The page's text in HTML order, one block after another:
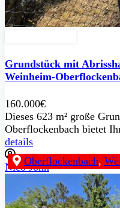
Oberflockenbach,
Grundstück mit
Weinheim-
160.000€
Dieses 623 m² große
Oberflockenbach bietet
details
Nico John